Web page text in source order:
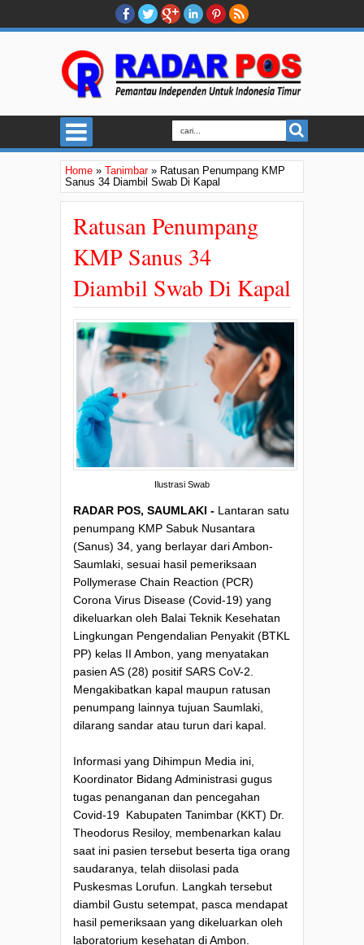
Home » Tanimbar» Ratusan Penumpang KMP
Sanus 34 Diambil Swab Di Kapal
Ratusan Penumpang
KMP Sanus 34
Diambil Swab Di Kapal
Ilustrasi Swab
RADAR POS, SAUMLAKI - Lantaran satu
penumpang KMP Sabuk Nusantara
(Sanus) 34, yang berlayar dari Ambon-
Saumlaki, sesuai hasil pemeriksaan
Pollymerase Chain Reaction (PCR)
Corona Virus Disease (Covid-19) yang
dikeluarkan oleh Balai Teknik Kesehatan
Lingkungan Pengendalian Penyakit (BTKL
PP) kelas II Ambon, yang menyatakan
pasien AS (28) positif SARS CoV-2.
Mengakibatkan kapal maupun ratusan
penumpang lainnya tujuan Saumlaki,
dilarang sandar atau turun dari kapal.
Informasi yang Dihimpun Media ini,
Koordinator Bidang Administrasi gugus
tugas penanganan dan pencegahan
Covid-19 Kabupaten Tanimbar (KKT) Dr.
Theodorus Resiloy, membenarkan kalau
saat ini pasien tersebut beserta tiga orang
saudaranya, telah diisolasi pada
Puskesmas Lorufun. Langkah tersebut
diambil Gustu setempat, pasca mendapat
hasil pemeriksaan yang dikeluarkan oleh
laboratorium kesehatan di Ambon.